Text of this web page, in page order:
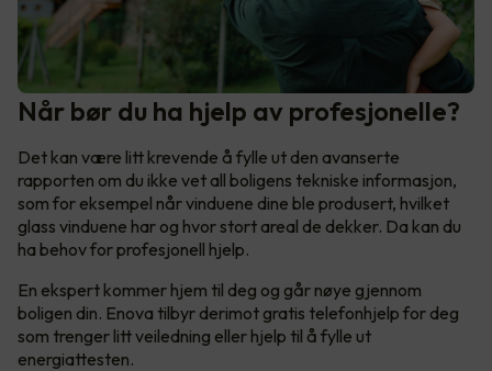
Når bør du ha hjelp av profesjonelle?
Det kan være litt krevende å fylle ut den avanserte
rapporten om du ikke vet all boligens tekniske informasjon,
som for eksempel når vinduene dine ble produsert, hvilket
glass vinduene har og hvor stort areal de dekker. Da kan du
ha behov for profesjonell hjelp.
En ekspert kommer hjem til deg og går nøye gjennom
boligen din. Enova tilbyr derimot gratis telefonhjelp for deg
som trenger litt veiledning eller hjelp til å fylle ut
energiattesten.